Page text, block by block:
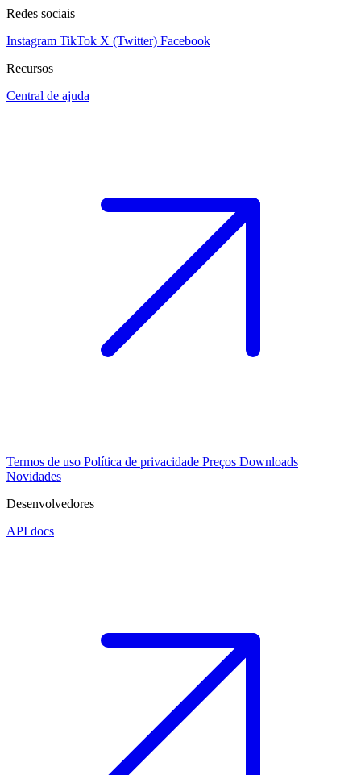
Redes sociais
Instagram TikTok X (Twitter) Facebook
Recursos
Central de ajuda
Termos de uso Política de privacidade Preços Downloads
Novidades
Desenvolvedores
API docs